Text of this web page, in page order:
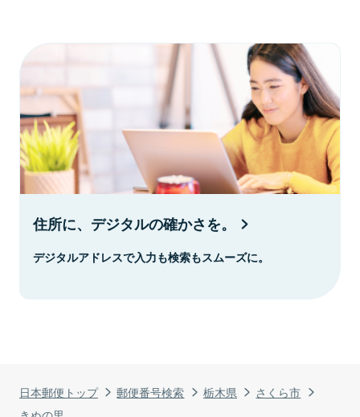
日本郵便トップ 郵便番号検索 栃木県
さくら市
住所に、デジタルの確かさを。
デジタルアドレスで入力も検索もスムーズに。